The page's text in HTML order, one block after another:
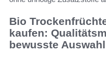
Bio
kaufen:
bewusste Auswahl